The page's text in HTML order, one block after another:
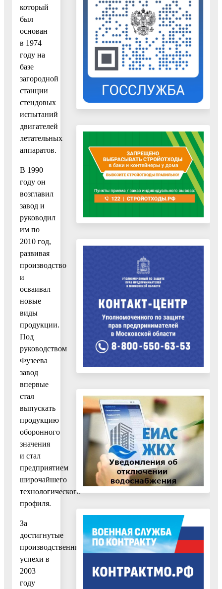
который
был
основан
в 1974
году на
базе
загородной
станции
стендовых
испытаний
двигателей
летательных
аппаратов.
В 1990
году он
возглавил
завод и
руководил
им по
2010 год,
развивая
производство
и
осваивал
новые
виды
продукции.
Под
руководством
Фузеева
завод
впервые
стал
выпускать
продукцию
оборонного
значения
и стал
предприятием
широчайшего
технологического
профиля.
За
достигнутые
производственные
успехи в
2003
году